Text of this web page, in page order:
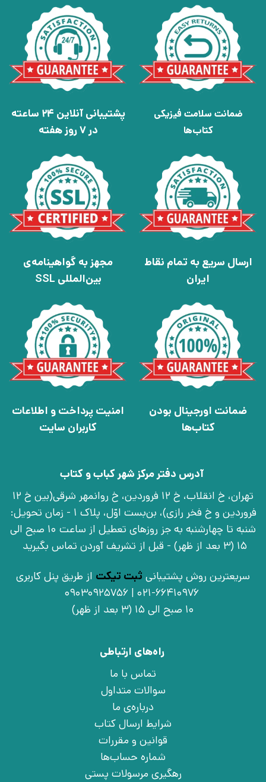
ضمانت سلامت فیزیکی
کتاب‌ها
پشتیبانی آنلاین 24 ساعته
در 7 روز هفته
ارسال سریع به تمام نقاط
ایران
مجهز به گواهینامه‌ی
بین‌المللی SSL
ضمانت اورجینال بودن
کتاب‌ها
امنیت پرداخت و اطلاعات
کاربران سایت
آدرس دفتر مرکز شهر کباب و کتاب
تهران، خ انقلاب، خ 12 فروردین، خ روانمهر شرقی(بین خ 12
فروردین و خ فخر رازی)، بن‌بست اوّل، پلاک 1 - زمان تحویل:
شنبه تا چهارشنبه به جز روزهای تعطیل از ساعت 10 صبح الی
15 (3 بعد از ظهر) - قبل از تشریف آوردن تماس بگیرید
سریعترین روش پشتیبانی ثبت تیکت از طریق پنل کاربری
021-66410976 | 09030925756
10 صبح الی 15 (3 بعد از ظهر)
راه‌های ارتباطی
تماس با ما
سوالات متداول
درباره‌ی ما
شرایط ارسال کتاب
قوانین و مقررات
شماره حساب‌ها
رهگیری مرسولات پستی